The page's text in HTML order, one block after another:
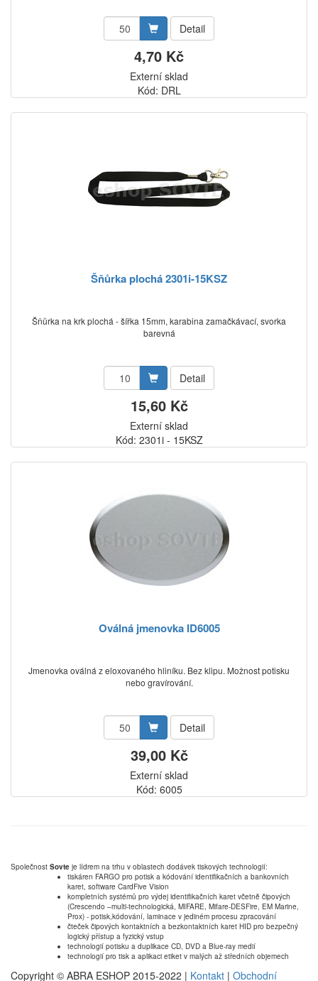
Detail
4,70 Kč
Externí sklad
Kód: DRL
Šňůrka plochá 2301i-15KSZ
Šňůrka na krk plochá - šířka 15mm, karabina zamačkávací, svorka
barevná
Detail
15,60 Kč
Externí sklad
Kód: 2301i - 15KSZ
Oválná jmenovka ID6005
Jmenovka oválná z eloxovaného hliníku. Bez klipu. Možnost potisku
nebo gravírování.
Detail
39,00 Kč
Externí sklad
Kód: 6005
Společnost Sovte je lídrem na trhu v oblastech dodávek tiskových technologií:
tiskáren FARGO pro potisk a kódování identifikačních a bankovních
karet, software CardFive Vision
kompletních systémů pro výdej identifikačních karet včetně čipových
(Crescendo –multi-technologická, MIFARE, Mifare-DESFire, EM Marine,
Prox) - potisk,kódování, laminace v jediném procesu zpracování
čteček čipových kontaktních a bezkontaktních karet HID pro bezpečný
logický přístup a fyzický vstup
technologií potisku a duplikace CD, DVD a Blue-ray medií
technologií pro tisk a aplikaci etiket v malých až středních objemech
Copyright © ABRA ESHOP 2015-2022 | Kontakt | Obchodní